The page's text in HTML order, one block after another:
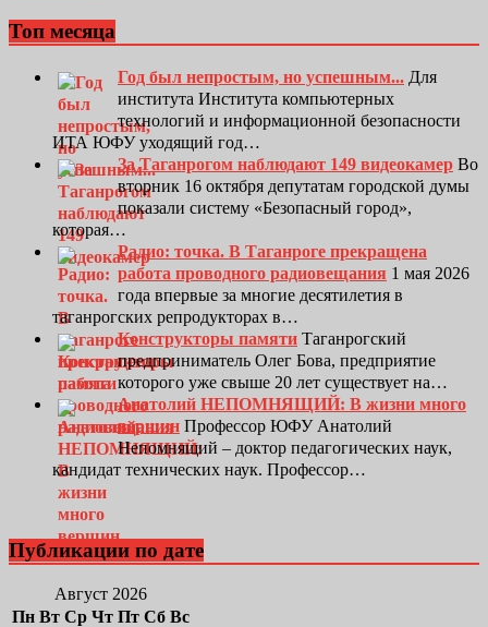
Топ месяца
Год был непростым, но успешным... Для
института Института компьютерных
технологий и информационной безопасности
ИТА ЮФУ уходящий год…
За Таганрогом наблюдают 149 видеокамер Во
вторник 16 октября депутатам городской думы
показали систему «Безопасный город»,
которая…
Радио: точка. В Таганроге прекращена
работа проводного радиовещания 1 мая 2026
года впервые за многие десятилетия в
таганрогских репродукторах в…
Конструкторы памяти Таганрогский
предприниматель Олег Бова, предприятие
которого уже свыше 20 лет существует на…
Анатолий НЕПОМНЯЩИЙ: В жизни много
вершин Профессор ЮФУ Анатолий
Непомнящий – доктор педагогических наук,
кандидат технических наук. Профессор…
Публикации по дате
Август 2026
Пн Вт Ср Чт Пт Сб Вс